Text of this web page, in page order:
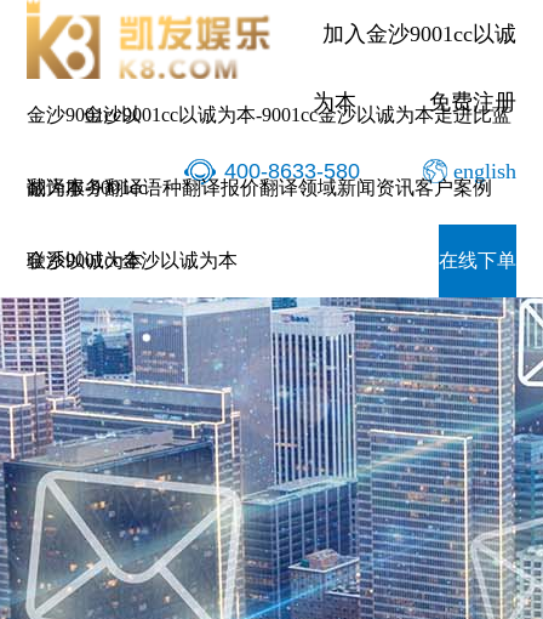
加入金沙9001cc以诚
为本 免费注册
400-8633-580 english
金沙9001cc以
诚为本-9001cc
金沙以诚为本
金沙9001cc以诚为本-9001cc金沙以诚为本走进比蓝
翻译服务翻译语种翻译报价翻译领域新闻资讯客户案例
联系9001cc金沙以诚为本 在线下单